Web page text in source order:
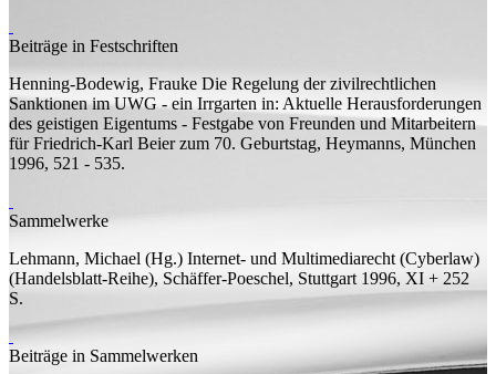
Beiträge in Festschriften
Henning-Bodewig, Frauke Die Regelung der zivilrechtlichen
Sanktionen im UWG - ein Irrgarten in: Aktuelle Herausforderungen
des geistigen Eigentums - Festgabe von Freunden und Mitarbeitern
für Friedrich-Karl Beier zum 70. Geburtstag, Heymanns, München
1996, 521 - 535.
Sammelwerke
Lehmann, Michael (Hg.) Internet- und Multimediarecht (Cyberlaw)
(Handelsblatt-Reihe), Schäffer-Poeschel, Stuttgart 1996, XI + 252
S.
Beiträge in Sammelwerken